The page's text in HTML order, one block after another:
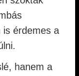
is érdemes a
hanem a